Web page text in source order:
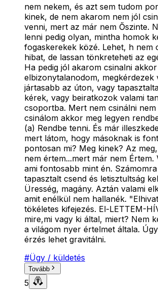
nem nekem, és azt sem tudom
kinek, de nem akarom nem jól
venni, mert az már nem Őszinte.
lenni pedig olyan, mintha homok
fogaskerekek közé. Lehet, h nem
hibat, de lassan tönkreteheti az
Ha pedig jól akarom csinalni
elbizonytalanodom, megkérdezek
jártasabb az úton, vagy
kérek, vagy beiratkozok valami
csoportba. Mert nem csinálni
csinálom akkor meg legyen
(a) Rendbe tenni. És már
mert látom, hogy másoknak is
pontosan mi? Meg kinek? Az
nem értem...mert már nem Értem.
ami fontosabb mint én.
tapasztalt csend és letisztultság
Üresség, magány. Aztán valami
amit enélkül nem hallanék.
tökéletes kifejezés. El-LETTEM-
mire,mi vagy ki által, miert? Nem
a világom nyer értelmet általa.
érzés lehet gravitálni.
#Ügy / küldetés
Tovább
5